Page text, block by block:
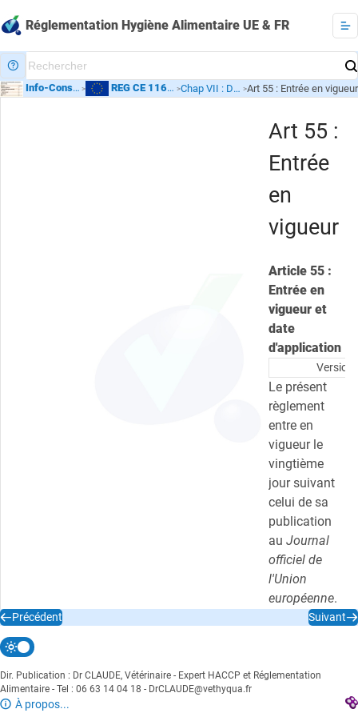
Réglementation Hygiène Alimentaire UE & FR
Info-Conso - Etiquetage
> REG CE 1169/2011 - INCO
> Chap VII : Dispositions >Art 55 : Entrée en vigueur
Art 55 :
Entrée
en
vigueur
Article 55 :
Entrée en
vigueur et
date
d'application
Version
Le présent
règlement
entre en
vigueur le
vingtième
jour suivant
celui de sa
publication
au Journal
officiel de
l'Union
européenne.
Il est
partir du 13
Précédent Suivant
Dir. Publication : Dr CLAUDE, Vétérinaire - Expert HACCP et Réglementation
Alimentaire - Tel : 06 63 14 04 18 - DrCLAUDE@vethyqua.fr
À propos...